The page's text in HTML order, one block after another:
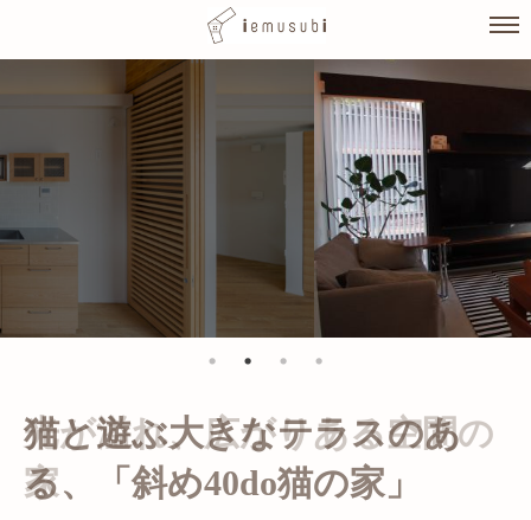
光が溢れ、広がりある空間の
家